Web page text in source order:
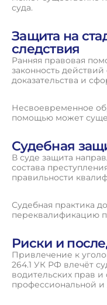
суда.
Защита на
следствия
Ранняя правовая
законность
доказательства и
Несвоевременное
помощью может
Судебная
В суде защита
состава
правильности
Судебная практика
переквалификацию
Риски и
Привлечение к
264.1 УК РФ влечёт
водительских прав
профессиональной